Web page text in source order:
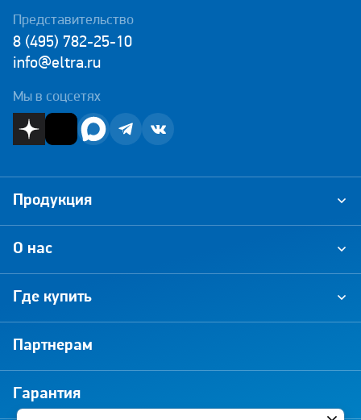
Представительство
8 (495) 782-25-10
info@eltra.ru
Мы в соцсетях
О нас
Где купить
Партнерам
Гарантия
Продукция